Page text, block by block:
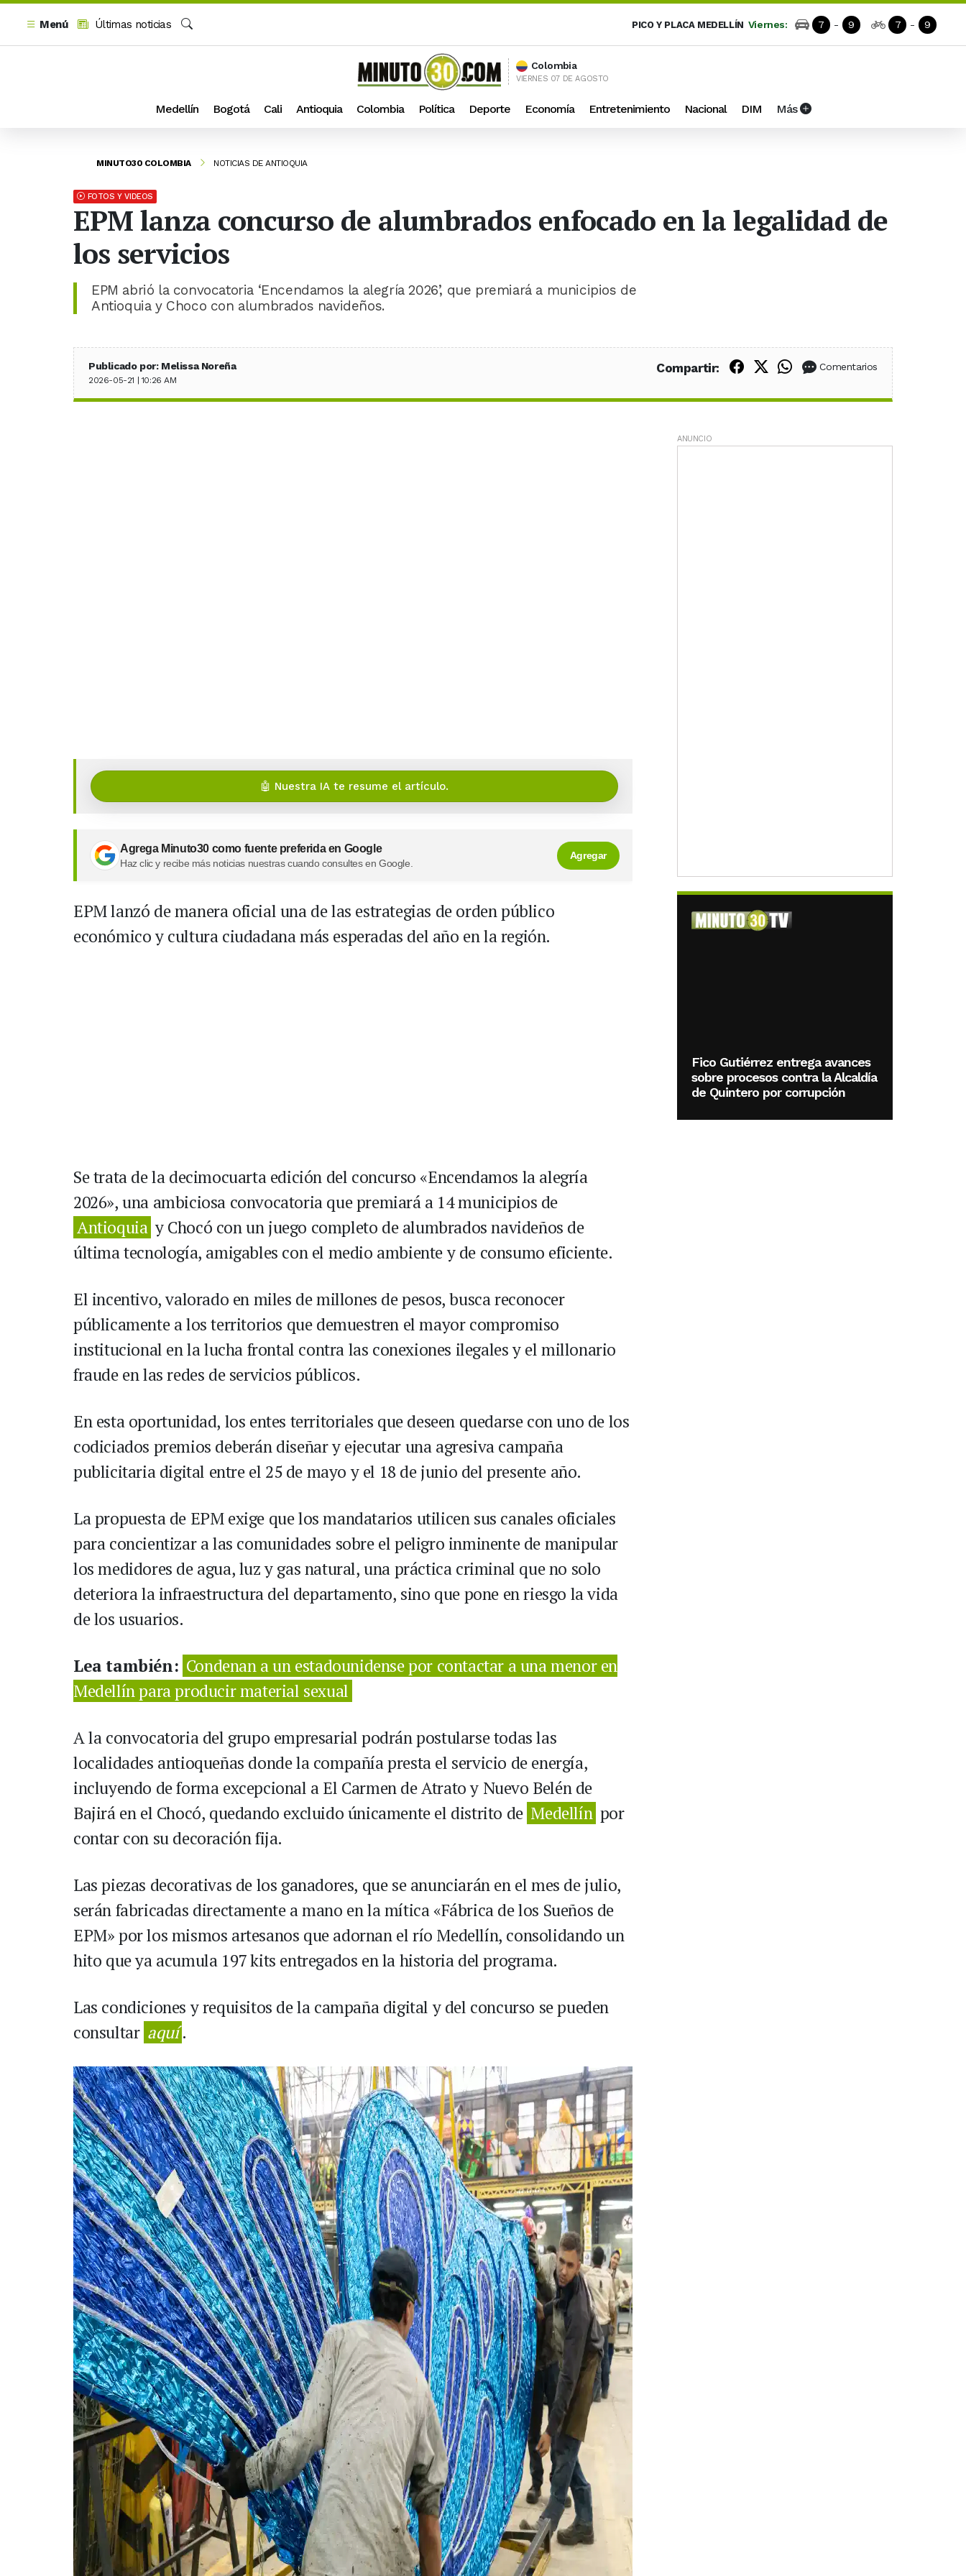
Menú
Últimas noticias
PICO Y PLACA MEDELLÍN Viernes: 7 - 9 7 - 9
Colombia
VIERNES 07 DE AGOSTO
Medellín Bogotá Cali Antioquia Colombia Política Deporte Economía Entretenimiento Nacional DIM Más
MINUTO30 COLOMBIA NOTICIAS DE ANTIOQUIA
FOTOS Y VIDEOS
EPM lanza concurso de alumbrados enfocado en la legalidad de
los servicios
EPM abrió la convocatoria ‘Encendamos la alegría 2026’, que premiará a municipios de
Antioquia y Choco con alumbrados navideños.
Publicado por: Melissa Noreña
2026-05-21 | 10:26 AM
Compartir: Compartir en Facebook
Compartir en X (Twitter)
Compartir en WhatsApp
Comentarios
🤖 Nuestra IA te resume el artículo.
Agrega Minuto30 como fuente preferida en Google
Haz clic y recibe más noticias nuestras cuando consultes en Google.
Agregar
EPM lanzó de manera oficial una de las estrategias de orden público
económico y cultura ciudadana más esperadas del año en la región.
Se trata de la decimocuarta edición del concurso «Encendamos la alegría
2026», una ambiciosa convocatoria que premiará a 14 municipios de
Antioquia y Chocó con un juego completo de alumbrados navideños de
última tecnología, amigables con el medio ambiente y de consumo eficiente.
El incentivo, valorado en miles de millones de pesos, busca reconocer
públicamente a los territorios que demuestren el mayor compromiso
institucional en la lucha frontal contra las conexiones ilegales y el millonario
fraude en las redes de servicios públicos.
En esta oportunidad, los entes territoriales que deseen quedarse con uno de los
codiciados premios deberán diseñar y ejecutar una agresiva campaña
publicitaria digital entre el 25 de mayo y el 18 de junio del presente año.
La propuesta de EPM exige que los mandatarios utilicen sus canales oficiales
para concientizar a las comunidades sobre el peligro inminente de manipular
los medidores de agua, luz y gas natural, una práctica criminal que no solo
deteriora la infraestructura del departamento, sino que pone en riesgo la vida
de los usuarios.
Lea también: Condenan a un estadounidense por contactar a una menor en
Medellín para producir material sexual
A la convocatoria del grupo empresarial podrán postularse todas las
localidades antioqueñas donde la compañía presta el servicio de energía,
incluyendo de forma excepcional a El Carmen de Atrato y Nuevo Belén de
Bajirá en el Chocó, quedando excluido únicamente el distrito de Medellín por
contar con su decoración fija.
Las piezas decorativas de los ganadores, que se anunciarán en el mes de julio,
serán fabricadas directamente a mano en la mítica «Fábrica de los Sueños de
EPM» por los mismos artesanos que adornan el río Medellín, consolidando un
hito que ya acumula 197 kits entregados en la historia del programa.
Las condiciones y requisitos de la campaña digital y del concurso se pueden
consultar aquí .
ANUNCIO
Fico Gutiérrez entrega avances
sobre procesos contra la Alcaldía
de Quintero por corrupción